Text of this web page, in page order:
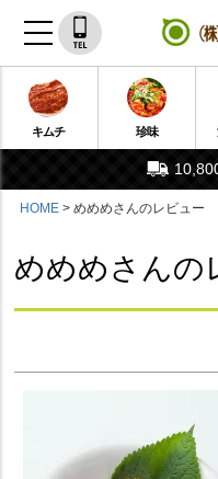
キムチ 珍味
HOME めめめさんのレビュー
めめめさんの